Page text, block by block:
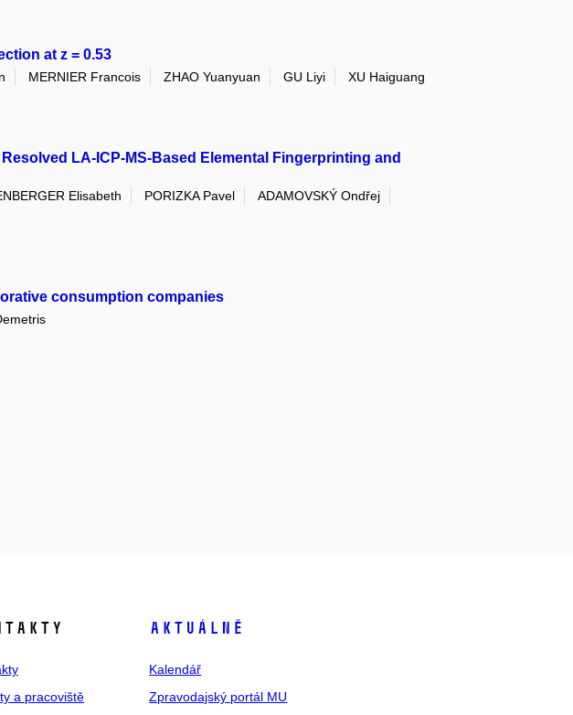
at z = 0.53
MERNIER Francois ZHAO Yuanyuan GU Liyi
XU Haiguang
LA-ICP-MS-Based Elemental Fingerprinting and
Elisabeth PORIZKA Pavel
ADAMOVSKÝ Ondřej
consumption companies
a pracoviště
Aktuálně
Kalendář
Zpravodajský portál MU